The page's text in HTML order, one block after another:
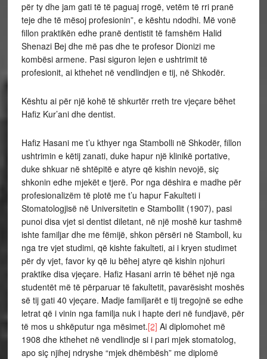
për ty dhe jam gati të të paguaj rrogë, vetëm të rri pranë
teje dhe të mësoj profesionin”, e kështu ndodhi. Më vonë
fillon praktikën edhe pranë dentistit të famshëm Halid
Shenazi Bej dhe më pas dhe te profesor Dionizi me
kombësi armene. Pasi siguron lejen e ushtrimit të
profesionit, ai kthehet në vendlindjen e tij, në Shkodër.
Kështu ai për një kohë të shkurtër rreth tre vjeçare bëhet
Hafiz Kur’ani dhe dentist.
Hafiz Hasani me t’u kthyer nga Stambolli në Shkodër, fillon
ushtrimin e këtij zanati, duke hapur një klinikë portative,
duke shkuar në shtëpitë e atyre që kishin nevojë, siç
shkonin edhe mjekët e tjerë. Por nga dëshira e madhe për
profesionalizëm të plotë me t’u hapur Fakulteti i
Stomatologjisë në Universitetin e Stambollit (1907), pasi
punoi disa vjet si dentist diletant, në një moshë kur tashmë
ishte familjar dhe me fëmijë, shkon përsëri në Stamboll, ku
nga tre vjet studimi, që kishte fakulteti, ai i kryen studimet
për dy vjet, favor ky që iu bëhej atyre që kishin njohuri
praktike disa vjeçare. Hafiz Hasani arrin të bëhet një nga
studentët më të përparuar të fakultetit, pavarësisht moshës
së tij gati 40 vjeçare. Madje familjarët e tij tregojnë se edhe
letrat që i vinin nga familja nuk i hapte deri në fundjavë, për
të mos u shkëputur nga mësimet.[2] Ai diplomohet më
1908 dhe kthehet në vendlindje si i pari mjek stomatolog,
apo siç njihej ndryshe “mjek dhëmbësh” me diplomë